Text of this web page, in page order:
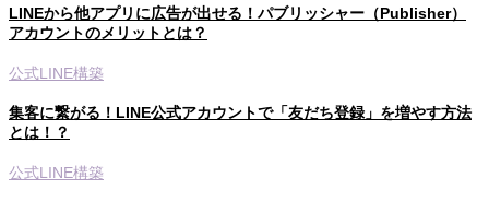
LINEから他アプリに広告が出せる！パブリッシャー（Publisher）
アカウントのメリットとは？
公式LINE構築
集客に繋がる！LINE公式アカウントで「友だち登録」を増やす方法
とは！？
公式LINE構築